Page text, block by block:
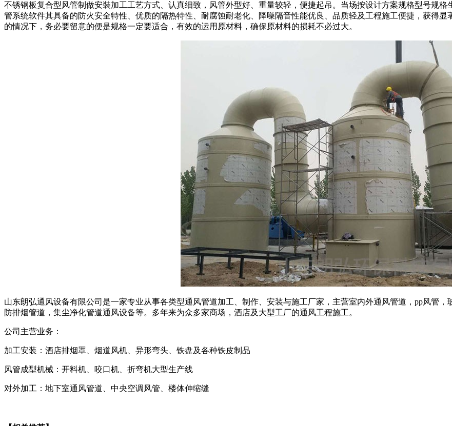
不锈钢板复合型风管制做安裝加工工艺方式、认真细致，风管外型好、重量较轻，便捷起吊。当场按设计方案规格型号规
管系统软件其具备的防火安全特性、优质的隔热特性、耐腐蚀耐老化、降噪隔音性能优良、品质轻及工程施工便捷，获得
的情况下，务必要留意的便是规格一定要适合，有效的运用原材料，确保原材料的损耗不必过大。
山东朗弘通风设备有限公司是一家专业从事各类型通风管道加工、制作、安装与施工厂家，主营室内外通风管道，pp风管
防排烟管道，集尘净化管道通风设备等。多年来为众多家商场，酒店及大型工厂的通风工程施工。
公司主营业务：
加工安装：酒店排烟罩、烟道风机、异形弯头、铁盘及各种铁皮制品
风管成型机械：开料机、咬口机、折弯机大型生产线
对外加工：地下室通风管道、中央空调风管、楼体伸缩缝